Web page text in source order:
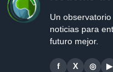
Un
noticias para
futuro mejor.
f X ◎ ▶